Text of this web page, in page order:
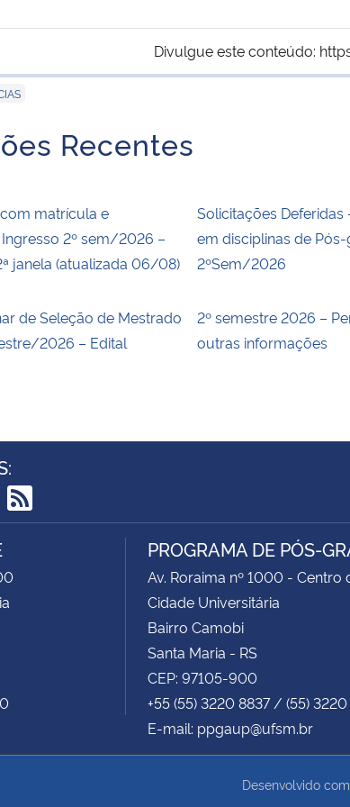
Divulgue este conteúdo:
Recentes
matrícula e
2º sem/2026 –
janela (atualizada 06/08)
Solicitações Deferidas
em disciplinas de
2ºSem/2026
de Seleção de Mestrado
2026 – Edital
2º semestre 2026 –
outras informações
RSS
PROGRAMA DE PÓS-
Av. Roraima nº 1000 - Centro
Cidade Universitária
Bairro Camobi
Santa Maria - RS
CEP: 97105-900
+55 (55) 3220 8837 / (55)
E-mail: ppgaup@ufsm.br
Desenvolvido